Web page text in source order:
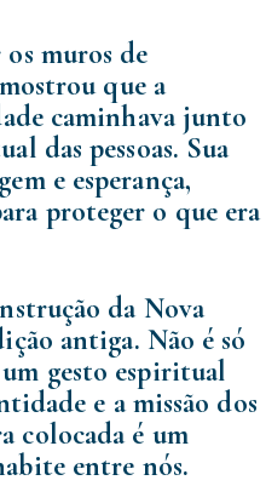
muros de
que a
caminhava junto
das pessoas. Sua
e esperança,
proteger o que era
da Nova
antiga. Não é só
gesto espiritual
e a missão dos
colocada é um
entre nós.